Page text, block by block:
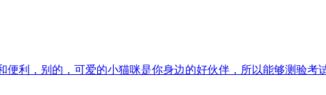
便利，别的，可爱的小猫咪是你身边的好伙伴，所以能够测验考